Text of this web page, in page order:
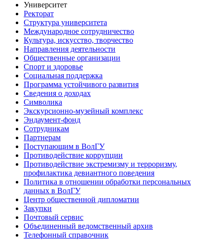
Университет
Ректорат
Структура университета
Международное сотрудничество
Культура, искусство, творчество
Направления деятельности
Общественные организации
Спорт и здоровье
Социальная поддержка
Программа устойчивого развития
Сведения о доходах
Символика
Экскурсионно-музейный комплекс
Эндаумент-фонд
Сотрудникам
Партнерам
Поступающим в ВолГУ
Противодействие коррупции
Противодействие экстремизму и терроризму,
профилактика девиантного поведения
Политика в отношении обработки персональных
данных в ВолГУ
Центр общественной дипломатии
Закупки
Почтовый сервис
Объединенный ведомственный архив
Телефонный справочник